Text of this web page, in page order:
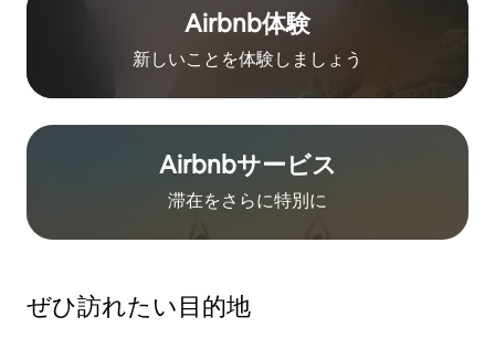
Airbnb体験
新しいことを体験しましょう
Airbnb⁠サ⁠ー⁠ビ⁠ス
滞在をさ⁠ら⁠に特⁠別⁠に
ぜひ訪⁠れ⁠た⁠い目⁠的⁠地